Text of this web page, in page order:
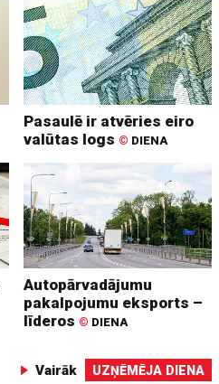
Pasaulē ir atvēries eiro
valūtas logs © DIENA
Autopārvadājumu
pakalpojumu eksports –
līderos © DIENA
Vairāk UZŅĒMĒJA DIENA